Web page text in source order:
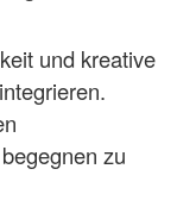
und kreative
zu